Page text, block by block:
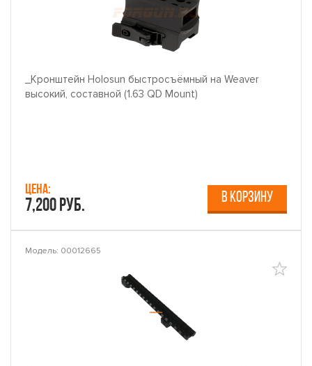
_Кронштейн Holosun быстросъёмный на Weaver
высокий, составной (1.63 QD Mount)
Цена:
7,200 руб. В КОРЗИНУ
Модель: 00012665